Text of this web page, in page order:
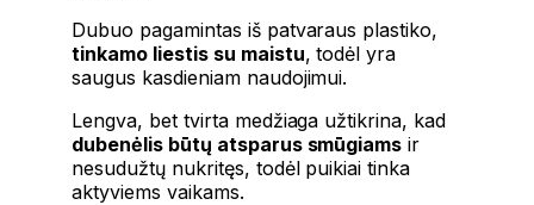
Dubuo pagamintas iš patvaraus plastiko,
tinkamo liestis su maistu, todėl yra
saugus kasdieniam naudojimui.
Lengva, bet tvirta medžiaga užtikrina, kad
dubenėlis būtų atsparus smūgiams ir
nesudužtų nukritęs, todėl puikiai tinka
aktyviems vaikams.